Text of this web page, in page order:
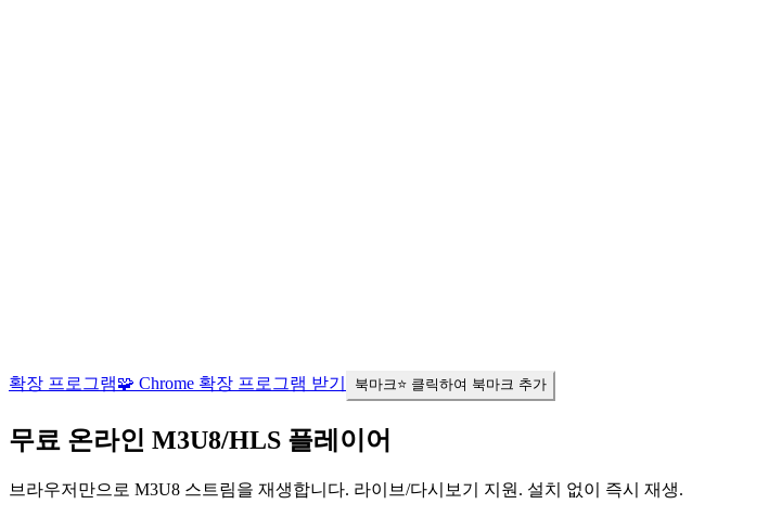
확장 프로그램🧩 Chrome 확장 프로그램 받기 북마크⭐ 클릭하여 북마크 추가
무료 온라인 M3U8/HLS 플레이어
브라우저만으로 M3U8 스트림을 재생합니다. 라이브/다시보기 지원. 설치 없이 즉시 재생.